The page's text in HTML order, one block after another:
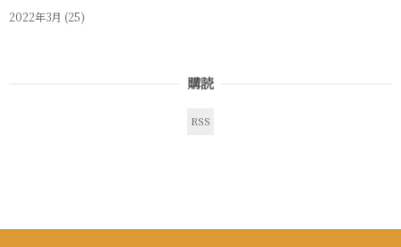
2022年3月 (25)
購読
RSS